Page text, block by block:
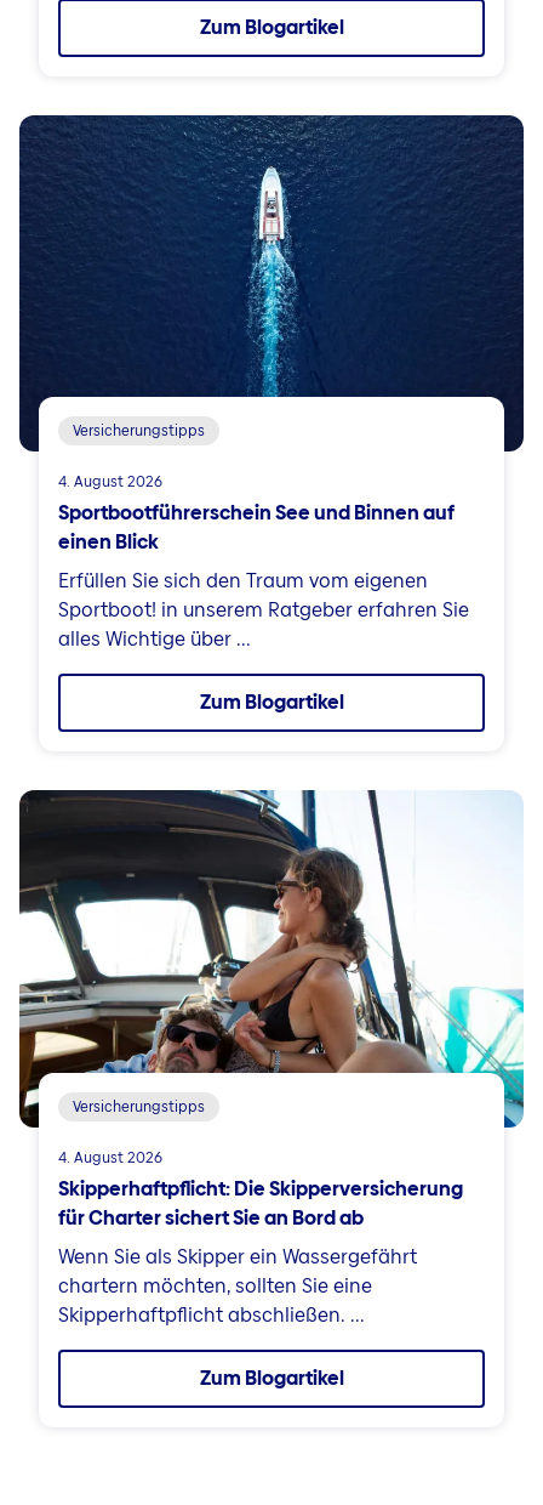
Zum Blogartikel
Versicherungstipps
4. August 2026
Sportbootführerschein See und Binnen auf
einen Blick
Erfüllen Sie sich den Traum vom eigenen
Sportboot! in unserem Ratgeber erfahren Sie
alles Wichtige über ...
Zum Blogartikel
Versicherungstipps
4. August 2026
Skipperhaftpflicht: Die Skipperversicherung
für Charter sichert Sie an Bord ab
Wenn Sie als Skipper ein Wassergefährt
chartern möchten, sollten Sie eine
Skipperhaftpflicht abschließen. ...
Zum Blogartikel